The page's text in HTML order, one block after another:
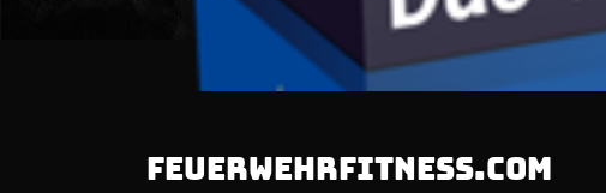
FEUERWEHRFITNESS.COM